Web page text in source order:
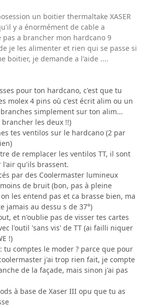
un boitier thermaltake XASER
y a énormément de cable a
a brancher mon hardcano 9
je les alimenter et rien qui se passe si
boitier, je demande a l'aide ....
pour ton hardcano, c'est que tu
molex 4 pins où c'est écrit alim ou un
simplement sur ton alim...
les deux !!)
tes ventilos sur le hardcano (2 par
de remplacer les ventilos TT, il sont
qu'ils brassent.
par des Coolermaster lumineux
de bruit (bon, pas à pleine
les entend pas et ca brasse bien, ma
jamais au dessu s de 37°)
et n'oublie pas de visser tes cartes
l'outil 'sans vis' de TT (ai failli niquer
!)
tu comptes le moder ? parce que pour
j'ai trop rien fait, je compte
de la façade, mais sinon j'ai pas
à base de Xaser III opu que tu as